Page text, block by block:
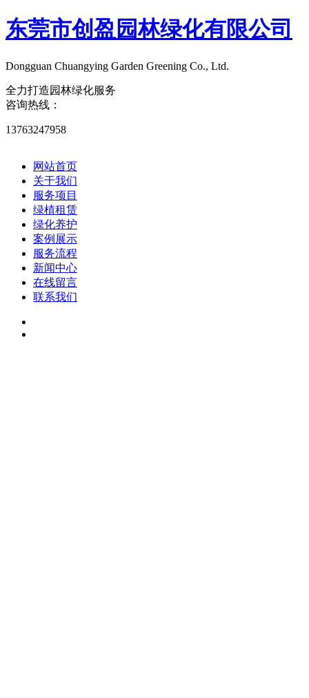
东莞市创盈园林绿化有限公司
Dongguan Chuangying Garden Greening Co., Ltd.​
全力打造园林绿化服务
咨询热线：
13763247958
网站首页
关于我们
服务项目
绿植租赁
绿化养护
案例展示
服务流程
新闻中心
在线留言
联系我们